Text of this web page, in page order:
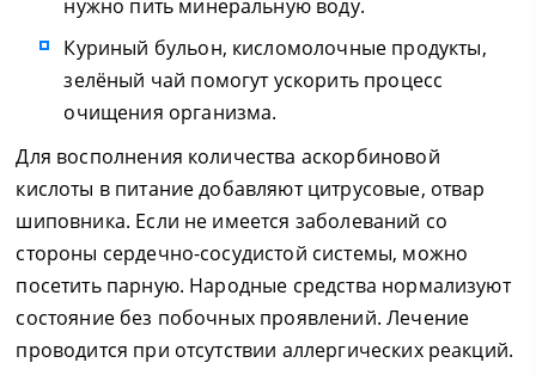
нужно пить минеральную воду.
Куриный бульон, кисломолочные продукты,
зелёный чай помогут ускорить процесс
очищения организма.
Для восполнения количества аскорбиновой
кислоты в питание добавляют цитрусовые, отвар
шиповника. Если не имеется заболеваний со
стороны сердечно-сосудистой системы, можно
посетить парную. Народные средства нормализуют
состояние без побочных проявлений. Лечение
проводится при отсутствии аллергических реакций.